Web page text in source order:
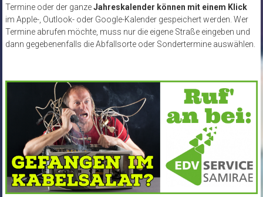
Termine oder der ganzeJahreskalender können mit einem Klick
im Apple-, Outlook- oder Google-Kalender gespeichert werden. Wer
Termine abrufen möchte, muss nur die eigene Straße eingeben und
dann gegebenenfalls die Abfallsorte oder Sondertermine auswählen.